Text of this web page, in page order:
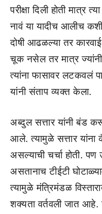
परीक्षा दिली होती मात्र
नावं या यादीच आलीच
दोषी आढळल्या तर
चूक नसेल तर मात्र
त्यांना फासावर लटकवलं
यांनी संताप व्यक्त केला.
अब्दुल सत्तार यांनी बंड
आले. त्यामुळे सत्तार यांना
असल्याची चर्चा होती. पण
असतानाच टीईटी
त्यामुळे मंत्रिमंडळ
शक्यता वर्तवली जात